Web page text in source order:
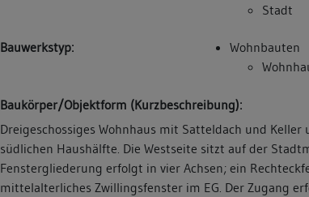
Stadt
Bauwerkstyp:
Wohnbauten
Baukörper/Objektform (Kurzbeschreibung):
Dreigeschossiges Wohnhaus mit Satteldach und Keller
südlichen Haushälfte. Die Westseite sitzt auf der
Fenstergliederung erfolgt in vier Achsen; ein
mittelalterliches Zwillingsfenster im EG. Der Zugang